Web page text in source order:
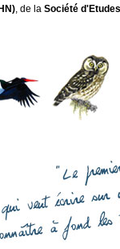
, de la Société